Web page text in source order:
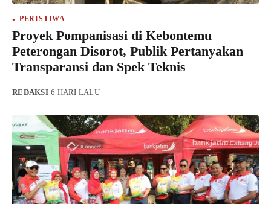
PERISTIWA
Proyek Pompanisasi di Kebontemu
Peterongan Disorot, Publik Pertanyakan
Transparansi dan Spek Teknis
REDAKSI·6 HARI LALU